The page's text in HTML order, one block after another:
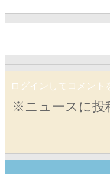
ログインしてコメント
※ニュースに投